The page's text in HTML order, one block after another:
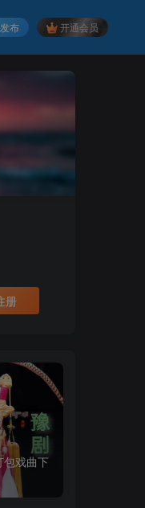
发布 开通会员
册
包戏曲下